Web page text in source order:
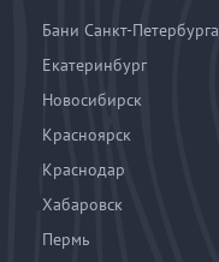
Бани Санкт-Петербурга
Екатеринбург
Новосибирск
Красноярск
Краснодар
Хабаровск
Пермь